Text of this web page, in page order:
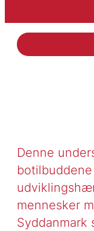
Denne
mennesker
Syddanmark